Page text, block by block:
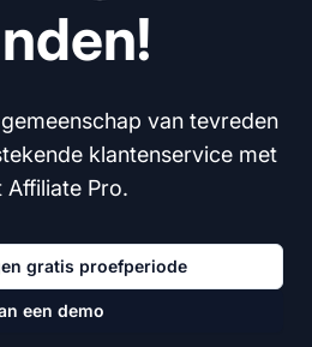
van tevreden
klantenservice met
Affiliate Pro.
gratis proefperiode
een demo